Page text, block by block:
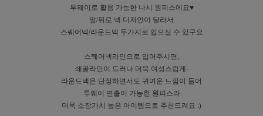
투웨이로 활용 가능한 나시 원피스에요♥
앞/뒤로 넥 디자인이 달라서
스퀘어넥/라운드넥 두가지로 입으실 수 있구요
스퀘어넥라인으로 입어주시면,
쇄골라인이 드러나 더욱 여성스럽게-
라운드넥은 단정하면서도 귀여운 느낌이 들어
투웨이 연출이 가능한 원피스라
더욱 소장가치 높은 아이템으로 추천드려요 :)